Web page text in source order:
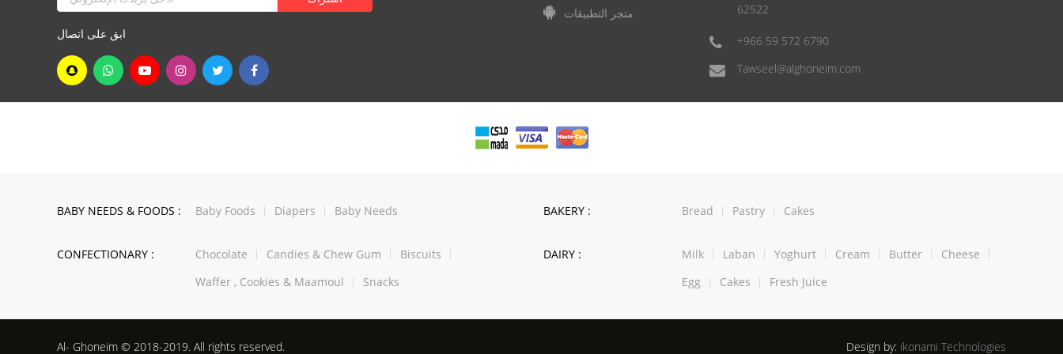
ابق على اتصال
متجر التطبيقات
62522
+966 59 572 6790
Tawseel@alghoneim.com
BABY NEEDS & FOODS : Baby Foods Diapers Baby Needs BAKERY : Bread Pastry Cakes
CONFECTIONARY : Chocolate Candies & Chew Gum
Biscuits
Waffer , Cookies & Maamoul
Snacks
DAIRY : Milk Laban Yoghurt Cream Butter
Cheese
Egg
Cakes Fresh Juice
Al- Ghoneim © 2018-2019. All rights reserved. Design by: ikonami Technologies